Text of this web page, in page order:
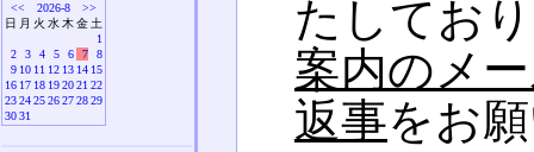
たしてお
案内のメ
返事をお
<< 2026-8
>>
日 月 火 水 木 金 土
1
2
3 4 5 6 7
8
9 10 11 12 13 14 15
16 17 18 19 20 21 22
23 24 25 26 27 28 29
30 31